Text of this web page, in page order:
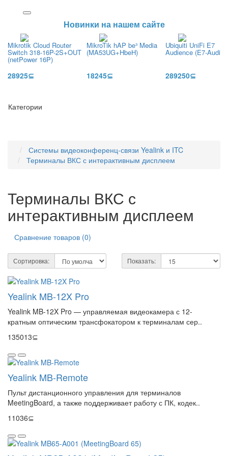
Новинки на нашем сайте
Mikrotik Cloud Router
Switch 318-16P-2S+OUT
(netPower 16P)
28925⊆
MikroTik hAP be³ Media
(MA53UG+HbeH)
18245⊆
Ubiquiti UniFi E7
Audience (E7-
289250⊆
Категории
Системы видеоконференц-связи Yealink и ITC
Терминалы ВКС с интерактивным дисплеем
Терминалы ВКС с
интерактивным дисплеем
Сравнение товаров (0)
Сортировка: Показать:
Yealink MB-12X Pro
Yealink MB-12X Pro — управляемая видеокамера с 12-
кратным оптическим трансфокатором к терминалам сер..
135013⊆
Yealink MB-Remote
Пульт дистанционного управления для терминалов
MeetingBoard, а также поддерживает работу с ПК, кодек..
11036⊆